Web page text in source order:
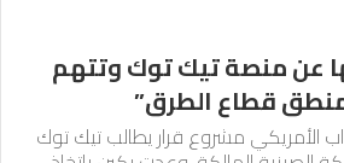
عن منصة تيك توك وتتهم
قطاع الطرق”
الأمريكي مشروع قرار يطالب تيك توك